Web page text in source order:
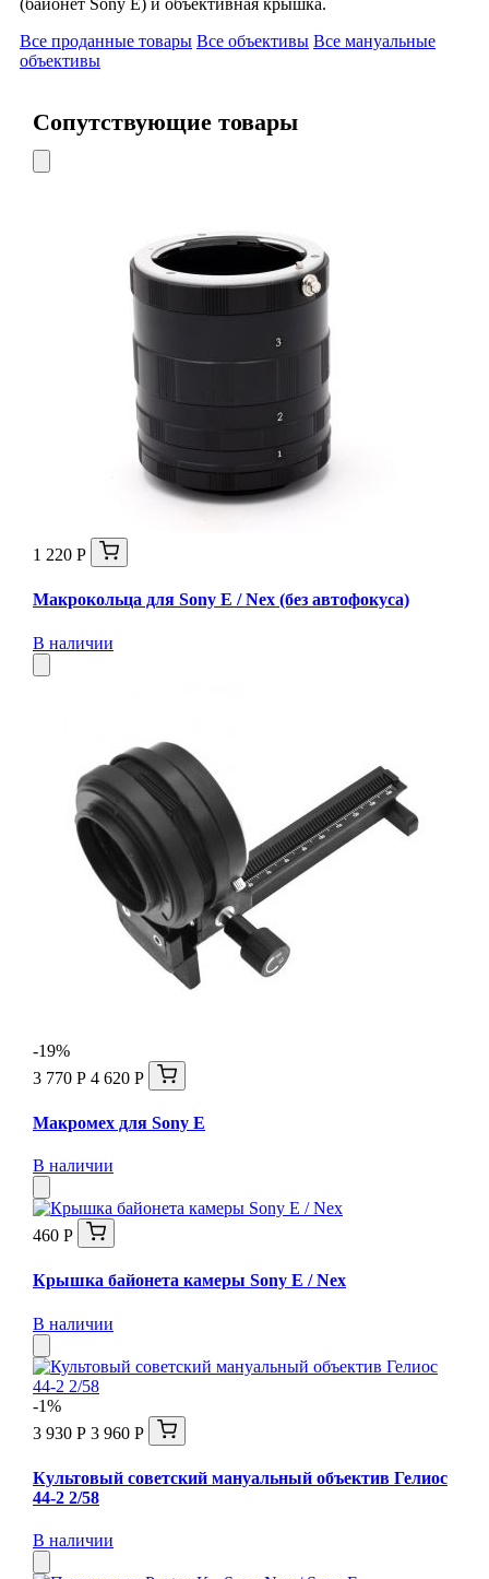
Все проданные товары Все объективы Все мануальные
объективы
Сопутствующие товары
1 220 Р
Макрокольца для Sony E / Nex (без автофокуса)
В наличии
-19%
3 770 Р 4 620 Р
Макромех для Sony E
В наличии
460 Р
Крышка байонета камеры Sony E / Nex
В наличии
-1%
3 930 Р 3 960 Р
Культовый советский мануальный объектив Гелиос
44-2 2/58
В наличии